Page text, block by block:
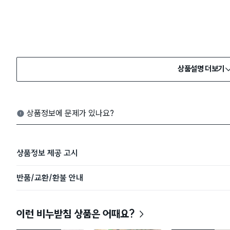
상품설명 더보기
상품정보에 문제가 있나요?
상품정보 제공 고시
반품/교환/환불 안내
이런 비누받침 상품은 어때요?